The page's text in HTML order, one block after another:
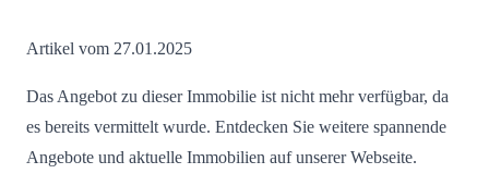
Artikel vom 27.01.2025
Das Angebot zu dieser Immobilie ist nicht mehr verfügbar, da
es bereits vermittelt wurde. Entdecken Sie weitere spannende
Angebote und aktuelle Immobilien auf unserer Webseite.